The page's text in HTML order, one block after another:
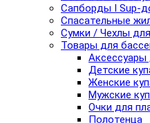
Сапборды I Sup-
Спасательные
Сумки / Чехлы
Товары для
Аксессуары
Детские
Женские
Мужские
Очки для
Полотенца